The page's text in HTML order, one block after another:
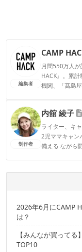
編集者
CAMP
月間550万人
HACK』。累
機関、「髙島
CAMP
制作者
内舘 綾子
ライター、キ
2児ママキャン
備える ながら
す！▶2016年
2026年6月にCAMP
は？
【みんなが買って
TOP10